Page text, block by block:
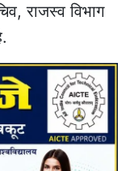
राजस्व विभाग